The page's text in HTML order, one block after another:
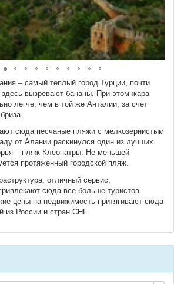
– самый теплый город Турции, почти
здесь вызревают бананы. При этом жара
легче, чем в той же Анталии, за счет
сюда песчаные пляжи с мелкозернистым
от Алании раскинулся один из лучших
– пляж Клеопатры. Не меньшей
протяженный городской пляж.
отличный сервис,
сюда все больше туристов.
цены на недвижимость притягивают сюда
из России и стран СНГ.